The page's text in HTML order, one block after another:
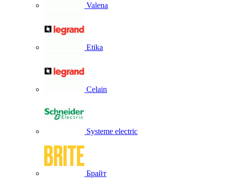
Valena
Etika
Celain
Systeme electric
Брайт